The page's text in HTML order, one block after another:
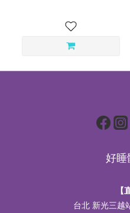
好睡
【
台北 新光三越